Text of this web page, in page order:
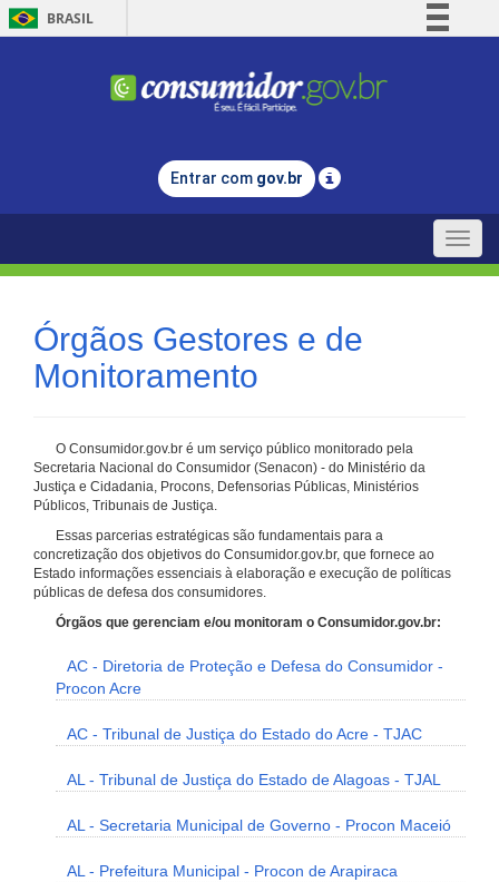
BRASIL
Comunica BR
Legislação
Entrar com gov.br
Toggle
Órgãos Gestores e de
Monitoramento
O Consumidor.gov.br é um serviço público monitorado pela
Secretaria Nacional do Consumidor (Senacon) - do Ministério da
Justiça e Cidadania, Procons, Defensorias Públicas, Ministérios
Públicos, Tribunais de Justiça.
Essas parcerias estratégicas são fundamentais para a
concretização dos objetivos do Consumidor.gov.br, que fornece ao
Estado informações essenciais à elaboração e execução de políticas
públicas de defesa dos consumidores.
Órgãos que gerenciam e/ou monitoram o Consumidor.gov.br:
AC - Diretoria de Proteção e Defesa do Consumidor -
Procon Acre
AC - Tribunal de Justiça do Estado do Acre - TJAC
AL - Tribunal de Justiça do Estado de Alagoas - TJAL
AL - Secretaria Municipal de Governo - Procon Maceió
AL - Prefeitura Municipal - Procon de Arapiraca